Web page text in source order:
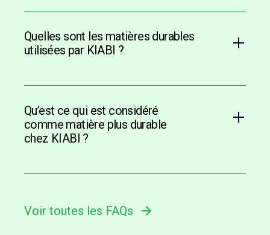
Quelles sont les matières durables
utilisées par KIABI ?
Qu’est ce qui est considéré
comme matière plus durable
chez KIABI ?
Voir toutes les FAQs